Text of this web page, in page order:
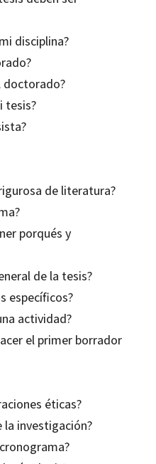
disciplina?
doctorado?
tesis?
de literatura?
porqués y
de la tesis?
específicos?
actividad?
el primer borrador
éticas?
la investigación?